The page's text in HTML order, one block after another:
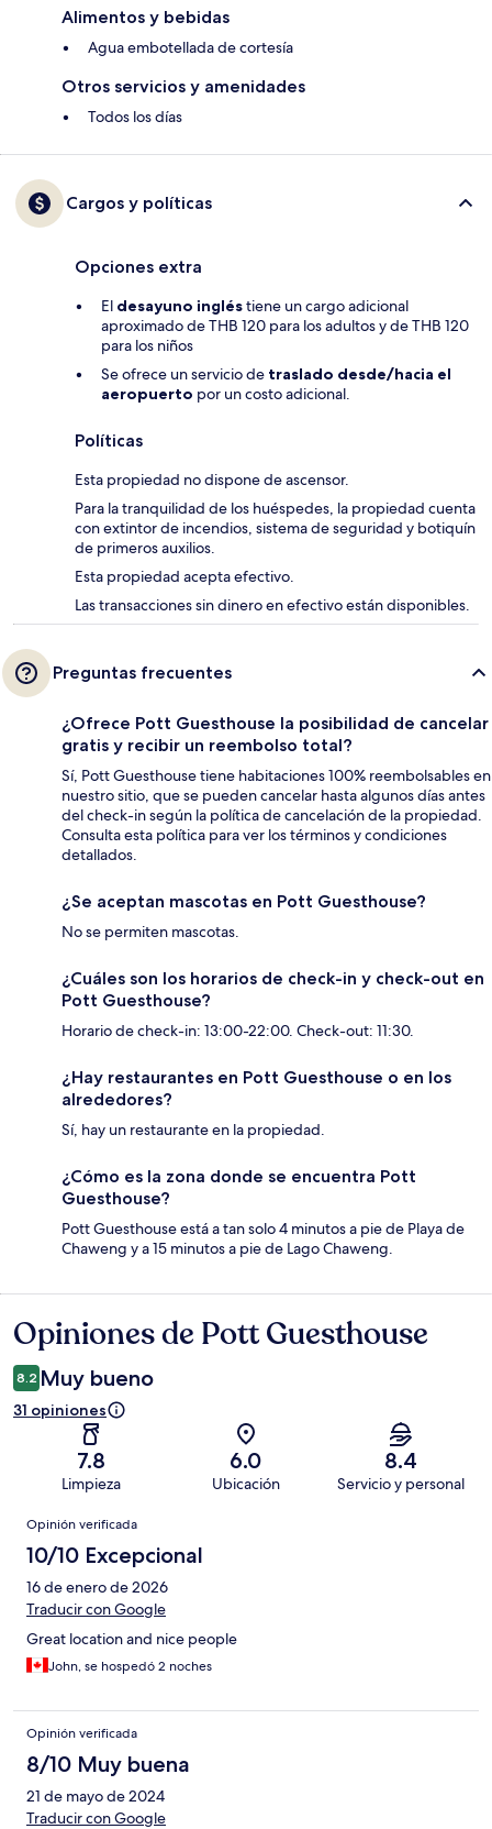
Alimentos y bebidas
Agua embotellada de cortesía
Otros servicios y amenidades
Todos los días
Cargos y políticas
Opciones extra
El desayuno ingléstiene un cargo adicional
aproximado de THB 120 para los adultos y de THB 120
para los niños
Se ofrece un servicio de traslado desde/hacia el
aeropuerto por un costo adicional.
Políticas
Esta propiedad no dispone de ascensor.
Para la tranquilidad de los huéspedes, la propiedad cuenta
con extintor de incendios, sistema de seguridad y botiquín
de primeros auxilios.
Esta propiedad acepta efectivo.
Las transacciones sin dinero en efectivo están disponibles.
Preguntas frecuentes
¿Ofrece Pott Guesthouse la posibilidad de cancelar
gratis y recibir un reembolso total?
Sí, Pott Guesthouse tiene habitaciones 100% reembolsables en
nuestro sitio, que se pueden cancelar hasta algunos días antes
del check-in según la política de cancelación de la propiedad.
Consulta esta política para ver los términos y condiciones
detallados.
¿Se aceptan mascotas en Pott Guesthouse?
No se permiten mascotas.
¿Cuáles son los horarios de check-in y check-out en
Pott Guesthouse?
Horario de check-in: 13:00-22:00. Check-out: 11:30.
¿Hay restaurantes en Pott Guesthouse o en los
alrededores?
Sí, hay un restaurante en la propiedad.
¿Cómo es la zona donde se encuentra Pott
Guesthouse?
Pott Guesthouse está a tan solo 4 minutos a pie de Playa de
Chaweng y a 15 minutos a pie de Lago Chaweng.
Opiniones
Opiniones de Pott Guesthouse
8.2 Muy bueno
31 opiniones
7.8
Limpieza
6.0
Ubicación
8.4
Servicio y personal
Opiniones
Opinión verificada
10/10 Excepcional
16 de enero de 2026
Traducir con Google
Great location and nice people
John, se hospedó 2 noches
Opinión verificada
8/10 Muy buena
21 de mayo de 2024
Traducir con Google